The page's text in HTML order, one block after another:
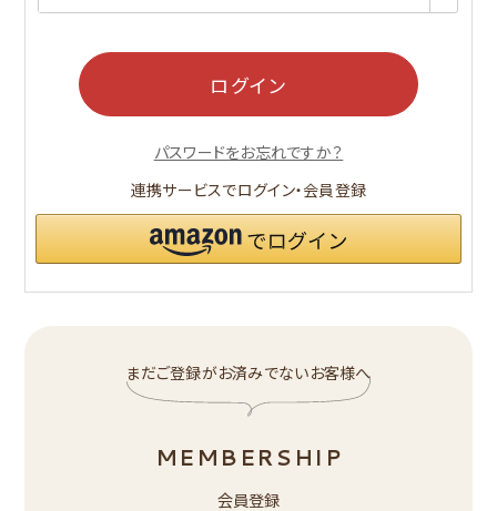
須)
ログイン
パスワードをお忘れですか？
連携サービスでログイン・会員登録
まだご登録がお済みでないお客様へ
MEMBERSHIP
会員登録